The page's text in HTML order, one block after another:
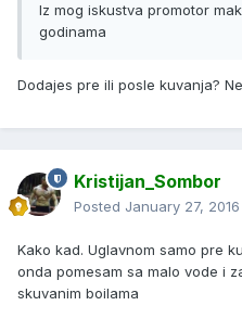
Iz mog iskustva promotor
godinama
Dodajes pre ili posle kuvanja?
Kristijan_Sombor
Posted January 27, 2016
Kako kad. Uglavnom samo pre
onda pomesam sa malo vode i
skuvanim boilama